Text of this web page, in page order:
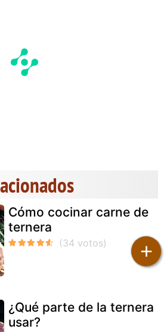
+
Cómo cocinar carne de
ternera
¿Qué parte de la ternera
usar?